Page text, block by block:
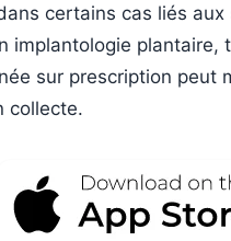
certains cas liés
implantologie plantaire,
sur prescription peut
collecte.